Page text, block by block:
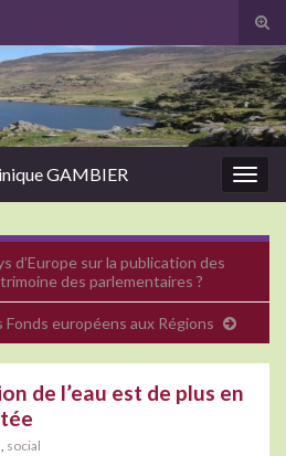
GAMBIER
d’Europe sur la publication des
des parlementaires ?
européens aux Régions
de l’eau est de plus en
social